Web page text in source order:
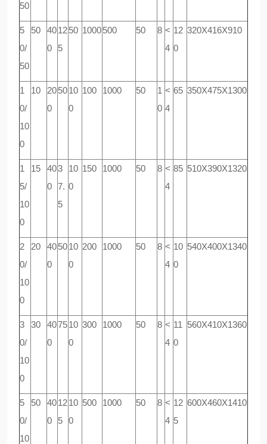
50
5
0/
50
50
40
0
12
5
50 1000500 50 8 <
4
12
0
320Х416Х910
1
0/
10
0
10
20
0
5010
0
100 1000 50
1
0
<
4
65 350Х475Х1300
1
5/
10
0
15
40
0
3
7.
5
10
0
150 1000 50 8 <
4
85 510Х390Х1320
2
0/
10
0
20
40
0
5010
0
200 1000 50 8 <
4
10
0
540Х400Х1340
3
0/
10
0
30
40
0
7510
0
300 1000 50 8 <
4
11
0
560Х410Х1360
5
0/
10
50
40
0
12
5
10
0
500 1000 50 8 <
4
12
5
600Х460Х1410